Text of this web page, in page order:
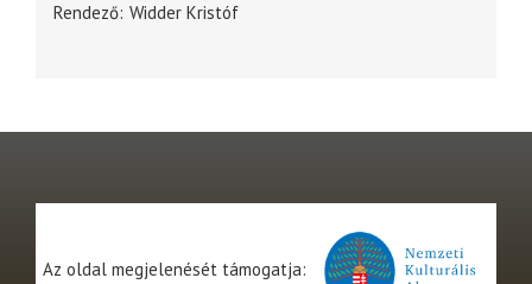
Rendező Widder Kristóf
Az oldal megjelenését támogatja: